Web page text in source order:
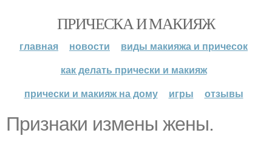
ПРИЧЕСКА И МАКИЯЖ
главная новости
виды макияжа и причесок
как делать прически и макияж
прически и макияж на дому
игры отзывы
Признаки измены жены.